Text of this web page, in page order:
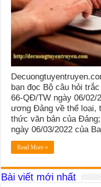
bạn đọc Bộ câu hỏi
66-QĐ/TW ngày 06/02/
ương Đảng về thể loại,
thức văn bản của
ngày 06/03/2022 của
Read More »
Bài viết mới nhất